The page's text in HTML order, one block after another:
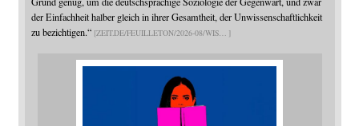
der Einfachheit halber gleich in ihrer Gesamtheit, der Unwissenschaftlichkeit
zu bezichtigen.“ ZEIT.DE/FEUILLETON/2026-08/WIS